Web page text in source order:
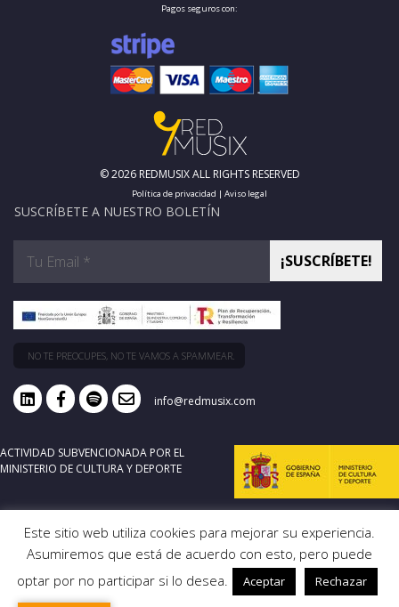
Pagos seguros con:
© 2026 REDMUSIX ALL RIGHTS RESERVED
Política de privacidad | Aviso legal
SUSCRÍBETE A NUESTRO BOLETÍN
NO TE PREOCUPES, NO TE VAMOS A SPAMMEAR.
info@redmusix.com
ACTIVIDAD SUBVENCIONADA POR EL
MINISTERIO DE CULTURA Y DEPORTE
Este sitio web utiliza cookies para mejorar su experiencia.
Asumiremos que está de acuerdo con esto, pero puede
optar por no participar si lo desea.
Aceptar Rechazar